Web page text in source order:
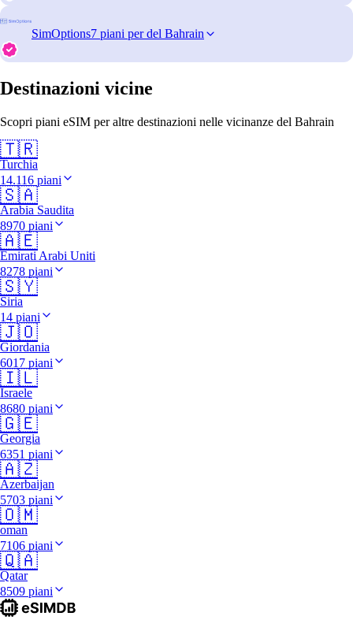
SimOptions7 piani per del Bahrain
Destinazioni vicine
Scopri piani eSIM per altre destinazioni nelle vicinanze del Bahrain
🇹🇷
Turchia
14.116 piani
🇸🇦
Arabia Saudita
8970 piani
🇦🇪
Emirati Arabi Uniti
8278 piani
🇸🇾
Siria
14 piani
🇯🇴
Giordania
6017 piani
🇮🇱
Israele
8680 piani
🇬🇪
Georgia
6351 piani
🇦🇿
Azerbaijan
5703 piani
🇴🇲
oman
7106 piani
🇶🇦
Qatar
8509 piani